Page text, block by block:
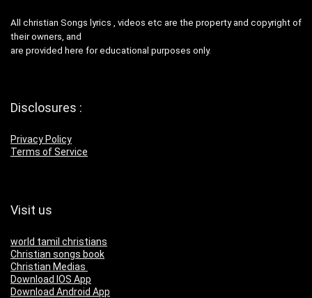
All christian Songs lyrics , videos etc are the property and copyright of
their owners, and
are provided here for educational purposes only.
Disclosures :
Privacy Policy
Terms of Service
Visit us
world tamil christians
Christian songs book
Christian Medias
Download IOS App
Download Android App